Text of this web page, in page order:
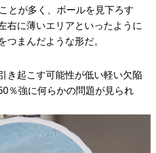
とが多く、ボールを見下ろす
右に薄いエリアといったように
つまんだような形だ。
き起こす可能性が低い軽い欠陥
％強に何らかの問題が見られ